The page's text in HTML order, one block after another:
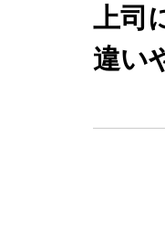
上司
違い